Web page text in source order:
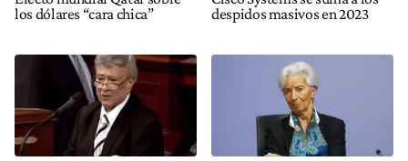
los dólares “cara chica”
despidos masivos en 2023